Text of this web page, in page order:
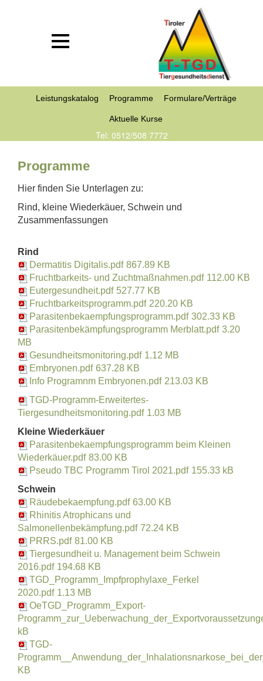
Leistungskatalog Programme Formulare/Verträge
Aktuelle Kurse
Tel: 0512/508 7772
Programme
Hier finden Sie Unterlagen zu:
Rind, kleine Wiederkäuer, Schwein und
Zusammenfassungen
Rind
Dermatitis Digitalis.pdf 867.89 KB
Fruchtbarkeits- und Zuchtmaßnahmen.pdf 112.00 KB
Eutergesundheit.pdf 527.77 KB
Fruchtbarkeitsprogramm.pdf 220.20 KB
Parasitenbekaempfungsprogramm.pdf 302.33 KB
Parasitenbekämpfungsprogramm Merblatt.pdf 3.20
MB
Gesundheitsmonitoring.pdf 1.12 MB
Embryonen.pdf 637.28 KB
Info Programnm Embryonen.pdf 213.03 KB
TGD-Programm-Erweitertes-
Tiergesundheitsmonitoring.pdf 1.03 MB
Kleine Wiederkäuer
Parasitenbekaempfungsprogramm beim Kleinen
Wiederkäuer.pdf 83.00 KB
Pseudo TBC Programm Tirol 2021.pdf 155.33 kB
Schwein
Räudebekaempfung.pdf 63.00 KB
Rhinitis Atrophicans und
Salmonellenbekämpfung.pdf 72.24 KB
PRRS.pdf 81.00 KB
Tiergesundheit u. Management beim Schwein
2016.pdf 194.68 KB
TGD_Programm_Impfprophylaxe_Ferkel
2020.pdf 1.13 MB
OeTGD_Programm_Export-
kB
TGD-
KB